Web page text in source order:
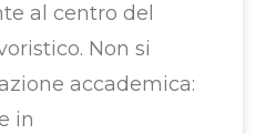
al centro del
Non si
accademica:
in